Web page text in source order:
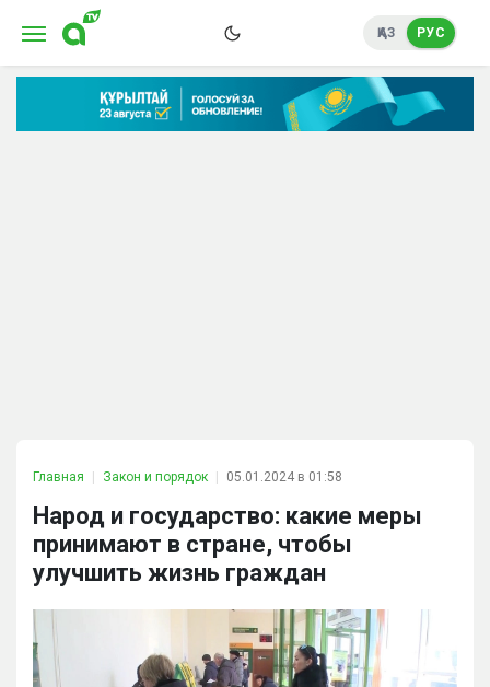
ҚАЗ РУС
Главная Закон и порядок 05.01.2024 в 01:58
Народ и государство: какие меры
принимают в стране, чтобы
улучшить жизнь граждан